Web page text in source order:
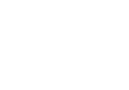
片面不公正